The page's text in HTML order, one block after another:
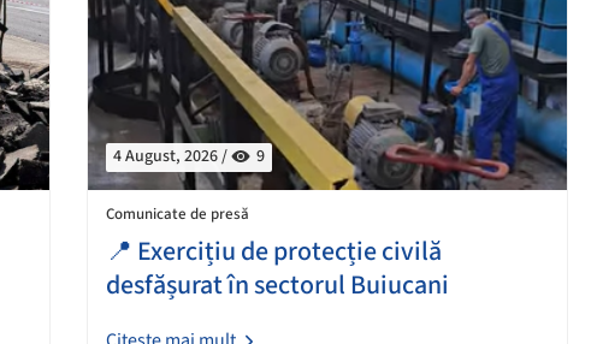
4 August, 2026 / 9
Comunicate de presă
📍 Exercițiu de protecție civilă
desfășurat în sectorul Buiucani